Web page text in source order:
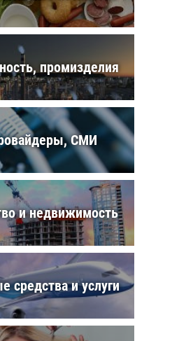
промизделия
СМИ
и недвижимость
средства и услуги